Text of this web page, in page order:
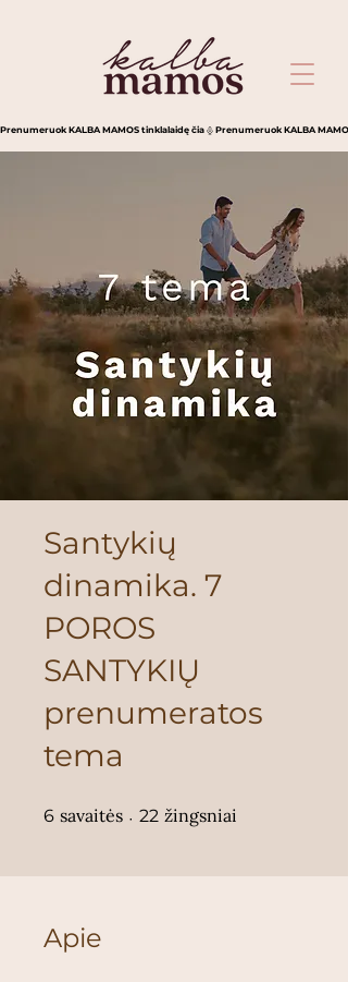
Prenumeruok KALBA MAMOS tinklalaidę čia
Santykių
dinamika. 7
POROS
SANTYKIŲ
prenumeratos
tema
6 savaitės 6 savaitės
22 žingsniai
Apie